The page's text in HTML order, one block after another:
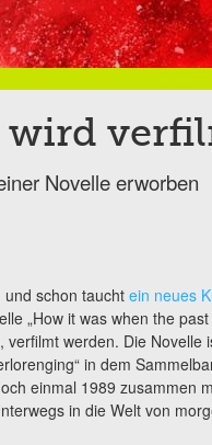
wird
Novelle erworben
und schon taucht ein neues
„How it was when the
verfilmt werden. Die Novelle
in dem
einmal 1989 zusammen
in die Welt von